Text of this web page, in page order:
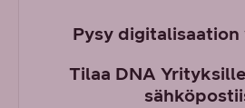
Pysy digitalisaation
Tilaa DNA